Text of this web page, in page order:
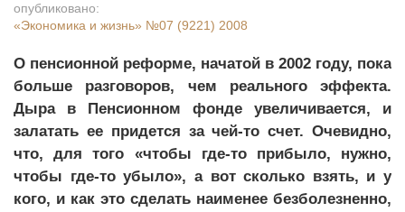
опубликовано:
«Экономика и жизнь» №07 (9221) 2008
О пенсионной реформе, начатой в 2002 году, пока
больше разговоров, чем реального эффекта.
Дыра в Пенсионном фонде увеличивается, и
залатать ее придется за чей-то счет. Очевидно,
что, для того «чтобы где-то прибыло, нужно,
чтобы где-то убыло», а вот сколько взять, и у
кого, и как это сделать наименее безболезненно,